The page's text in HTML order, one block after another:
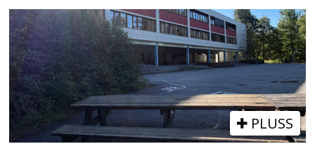
PLUSS